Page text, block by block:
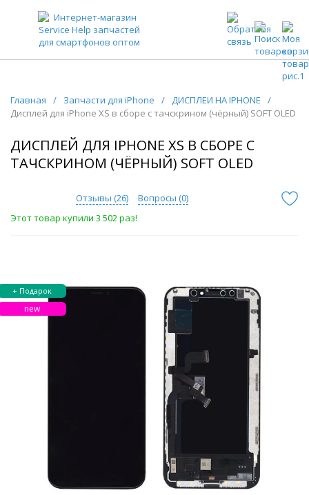
ЗАПЧАСТИ ДЛЯ ТЕЛЕФОНОВ ОПТОМ
Главная / Запчасти для iPhone / ДИСПЛЕИ НА IPHONE
/
Дисплей для iPhone XS в сборе с тачскрином (чёрный) SOFT OLED
ДИСПЛЕЙ ДЛЯ IPHONE XS В СБОРЕ С
ТАЧСКРИНОМ (ЧЁРНЫЙ) SOFT OLED
Отзывы (26) Вопросы (0)
Этот товар купили 3 502 раз!
+ Подарок
new